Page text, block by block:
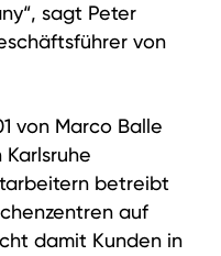
sagt Peter
von
von Marco Balle
betreibt
auf
damit Kunden in